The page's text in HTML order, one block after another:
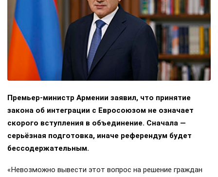
Премьер-министр Армении заявил, что принятие
закона об интеграции с Евросоюзом не означает
скорого вступления в объединение. Сначала —
серьёзная подготовка, иначе референдум будет
бессодержательным.
«Невозможно вывести этот вопрос на решение граждан